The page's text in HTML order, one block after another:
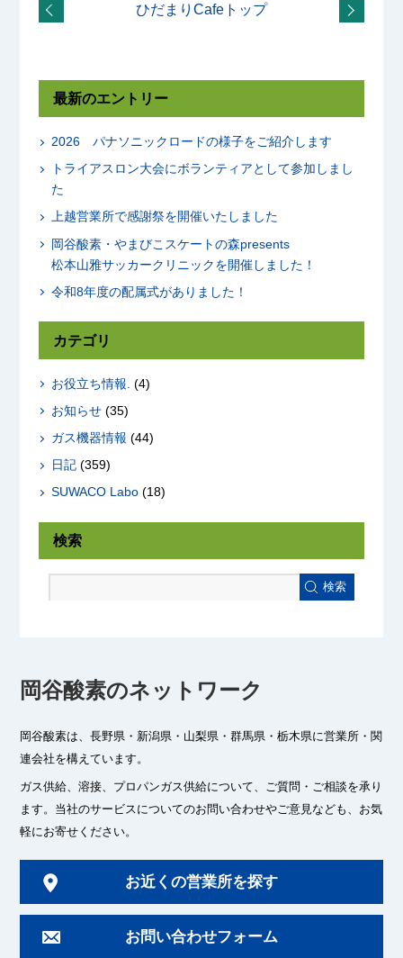
ひだまりCafeトップ
最新のエントリー
2026 パナソニックロードの様子をご紹介します
トライアスロン大会にボランティアとして参加しまし
た
上越営業所で感謝祭を開催いたしました
岡谷酸素・やまびこスケートの森presents
松本山雅サッカークリニックを開催しました！
令和8年度の配属式がありました！
カテゴリ
お役立ち情報. (4)
お知らせ(35)
ガス機器情報 (44)
日記(359)
SUWACO Labo(18)
検索
検索
岡谷酸素のネットワーク
岡谷酸素は、長野県・新潟県・山梨県・群馬県・栃木県に営業所・関
連会社を構えています。
ガス供給、溶接、プロパンガス供給について、ご質問・ご相談を承り
ます。 当社のサービスについてのお問い合わせやご意見なども、お気
軽にお寄せください。
お近くの営業所を探す
お問い合わせフォーム